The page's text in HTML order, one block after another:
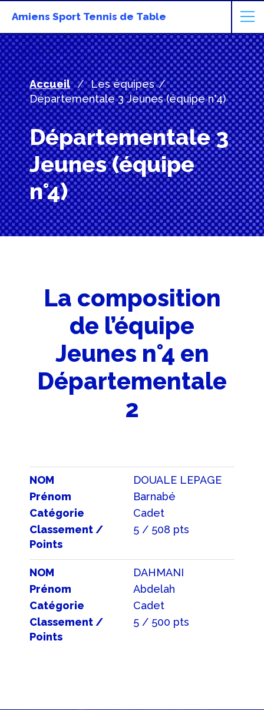
Amiens Sport Tennis de Table
Accueil
Les équipes
Départementale 3 Jeunes (équipe n°4)
Départementale 3
Jeunes (équipe
n°4)
La composition
de l’équipe
Jeunes n°4 en
Départementale
2
NOM
DOUALE LEPAGE
Prénom
Barnabé
Catégorie
Cadet
Classement /
Points
5 / 508 pts
NOM
DAHMANI
Prénom
Abdelah
Catégorie
Cadet
Classement /
Points
5 / 500 pts